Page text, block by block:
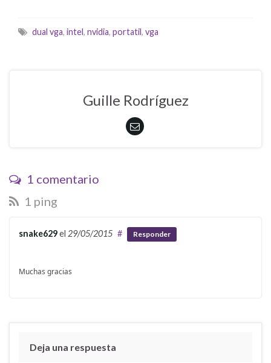
dual vga, intel, nvidia, portatil, vga
Guille Rodríguez
1 comentario
1 ping
snake629el 29/05/2015 # Responder
Muchas gracias
Deja una respuesta